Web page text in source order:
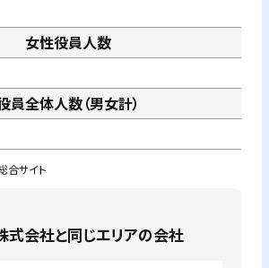
女性役員人数
員全体人数（男女計）
合サイト
式会社と同じエリアの会社